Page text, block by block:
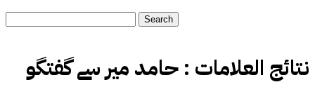
نتائج العلامات : حامد میر سے گفتگو